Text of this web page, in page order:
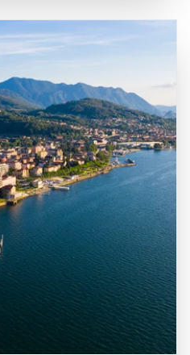
zurückreicht, als die
einem Zentrum der Kunst
sollten die Borromäischen
die beeindruckende
und die köstliche lokale
Region zu einem
Die geografische Lage macht
einem idealen Ziel für
des Lago Maggiore
Region entdecken